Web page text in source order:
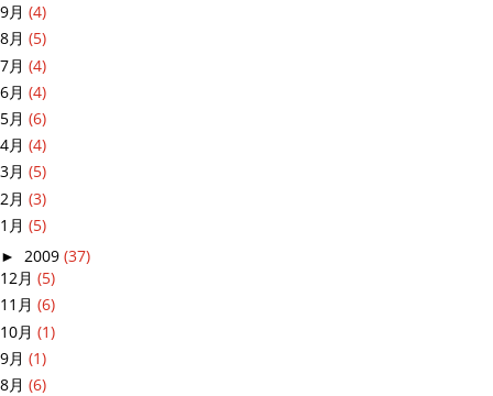
9月 (4)
8月 (5)
7月 (4)
6月 (4)
5月 (6)
4月 (4)
3月 (5)
2月 (3)
1月 (5)
► 2009 (37)
12月 (5)
11月 (6)
10月 (1)
9月 (1)
8月 (6)